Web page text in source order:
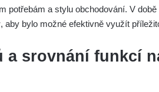
potřebám a stylu obchodování. V
aby bylo možné efektivně využít
a srovnání funkcí